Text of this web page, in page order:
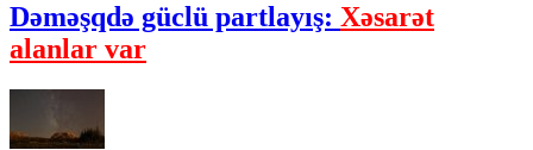
Dəməşqdə güclü partlayış: Xəsarət
alanlar var